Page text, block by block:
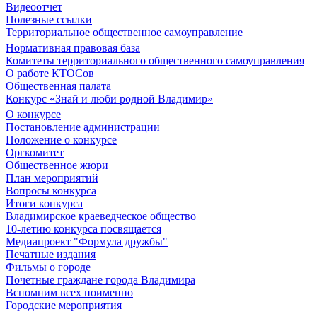
Видеоотчет
Полезные ссылки
Территориальное общественное самоуправление
Нормативная правовая база
Комитеты территориального общественного самоуправления
О работе КТОСов
Общественная палата
Конкурс «Знай и люби родной Владимир»
О конкурсе
Постановление администрации
Положение о конкурсе
Оргкомитет
Общественное жюри
План мероприятий
Вопросы конкурса
Итоги конкурса
Владимирское краеведческое общество
10-летию конкурса посвящается
Медиапроект "Формула дружбы"
Печатные издания
Фильмы о городе
Почетные граждане города Владимира
Вспомним всех поименно
Городские мероприятия